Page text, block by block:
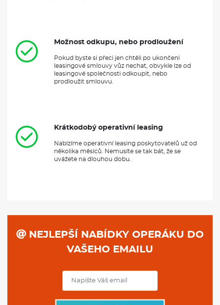
Možnost odkupu, nebo prodloužení
Pokud byste si přeci jen chtěli po ukončení
leasingové smlouvy vůz nechat, obvykle lze od
leasingové společnosti odkoupit, nebo
prodloužit smlouvu.
Krátkodobý operativní leasing
Nabízíme operativní leasing poskytovatelů už od
několika měsíců. Nemusíte se tak bát, že se
uvážete na dlouhou dobu.
NEJLEPŠÍ NABÍDKY OPERÁKU DO
VAŠEHO EMAILU